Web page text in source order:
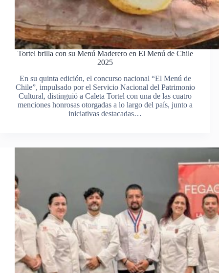
Tortel brilla con su Menú Maderero en El Menú de Chile
2025
En su quinta edición, el concurso nacional “El Menú de
Chile”, impulsado por el Servicio Nacional del Patrimonio
Cultural, distinguió a Caleta Tortel con una de las cuatro
menciones honrosas otorgadas a lo largo del país, junto a
iniciativas destacadas…